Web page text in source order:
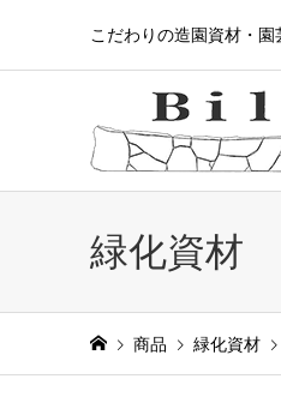
こだわりの造園資材・園
緑化資材
商品 緑化資材